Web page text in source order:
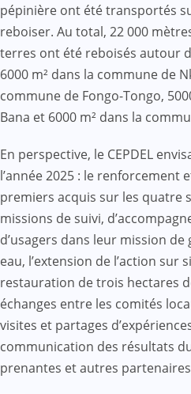
pépinière ont été transportés
reboiser. Au total, 22 000
terres ont été reboisés autour
6000 m² dans la commune de
commune de Fongo-Tongo,
Bana et 6000 m² dans la
En perspective, le CEPDEL
l’année 2025 : le renforcement
premiers acquis sur les quatre
missions de suivi,
d’usagers dans leur mission
eau, l’extension de l’action sur
restauration de trois hectares
échanges entre les comités
visites et partages
communication des résultats
prenantes et autres